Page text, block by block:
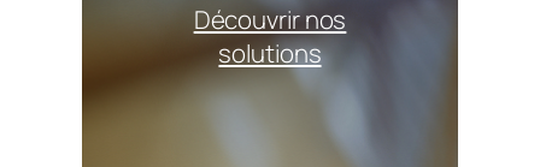
Découvrir nos
solutions